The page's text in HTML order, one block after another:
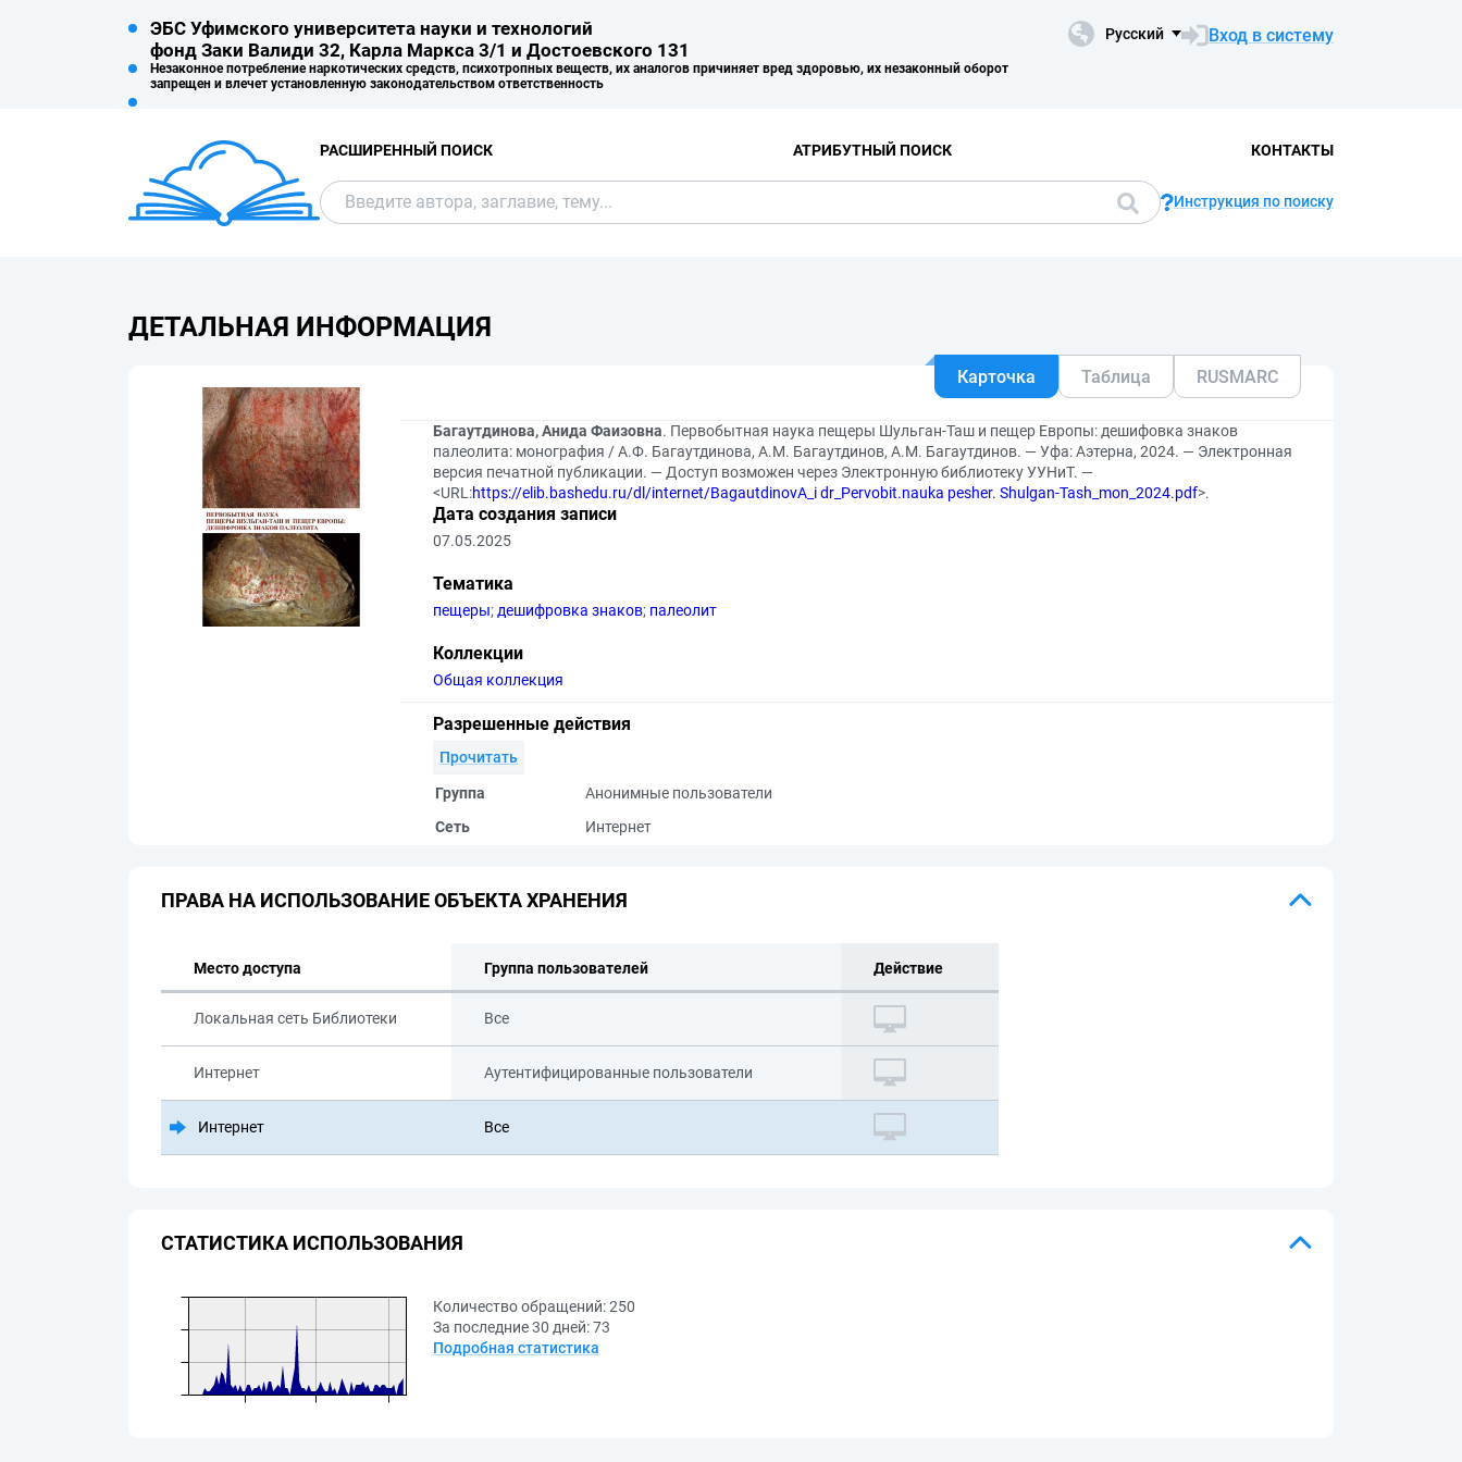
ЭБС Уфимского университета науки и технологий
фонд Заки Валиди 32, Карла Маркса 3/1 и Достоевского 131
Незаконное потребление наркотических средств, психотропных веществ, их аналогов причиняет вред здоровью, их незаконный оборот
запрещен и влечет установленную законодательством ответственность
Русский Вход в систему
РАСШИРЕННЫЙ ПОИСК АТРИБУТНЫЙ ПОИСК КОНТАКТЫ
Инструкция по поиску
ДЕТАЛЬНАЯ ИНФОРМАЦИЯ
Карточка Таблица RUSMARC
Багаутдинова, Анида Фаизовна. Первобытная наука пещеры Шульган-Таш и пещер Европы: дешифовка знаков
палеолита: монография / А.Ф. Багаутдинова, А.М. Багаутдинов, А.М. Багаутдинов. — Уфа: Аэтерна, 2024. — Электронная
версия печатной публикации. — Доступ возможен через Электронную библиотеку УУНиТ. —
<URL:https://elib.bashedu.ru/dl/internet/BagautdinovA_i dr_Pervobit.nauka pesher. Shulgan-Tash_mon_2024.pdf>.
Дата создания записи
07.05.2025
Тематика
пещеры; дешифровка знаков; палеолит
Коллекции
Общая коллекция
Разрешенные действия
Прочитать
Группа
Анонимные пользователи
Сеть
Интернет
ПРАВА НА ИСПОЛЬЗОВАНИЕ ОБЪЕКТА ХРАНЕНИЯ
Место доступа Группа пользователей Действие
Локальная сеть Библиотеки Все
Интернет Аутентифицированные пользователи
Интернет Все
СТАТИСТИКА ИСПОЛЬЗОВАНИЯ
Количество обращений:250
За последние 30 дней:73
Подробная статистика